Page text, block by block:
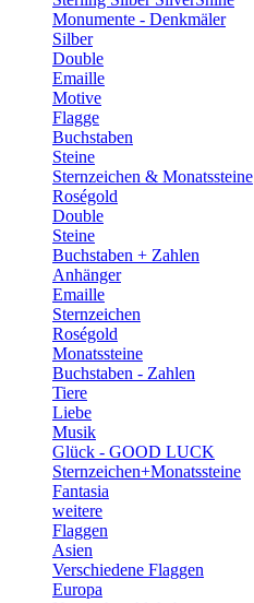
Monumente - Denkmäler
Silber
Double
Emaille
Motive
Flagge
Buchstaben
Steine
Sternzeichen & Monatssteine
Roségold
Double
Steine
Buchstaben + Zahlen
Anhänger
Emaille
Sternzeichen
Roségold
Monatssteine
Buchstaben - Zahlen
Tiere
Liebe
Musik
Glück - GOOD LUCK
Sternzeichen+Monatssteine
Fantasia
weitere
Flaggen
Asien
Verschiedene Flaggen
Europa